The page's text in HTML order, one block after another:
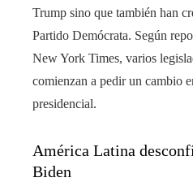
Trump sino que también han
Partido Demócrata. Según
New York Times, varios
comienzan a pedir un cambio
presidencial.
América Latina
Biden